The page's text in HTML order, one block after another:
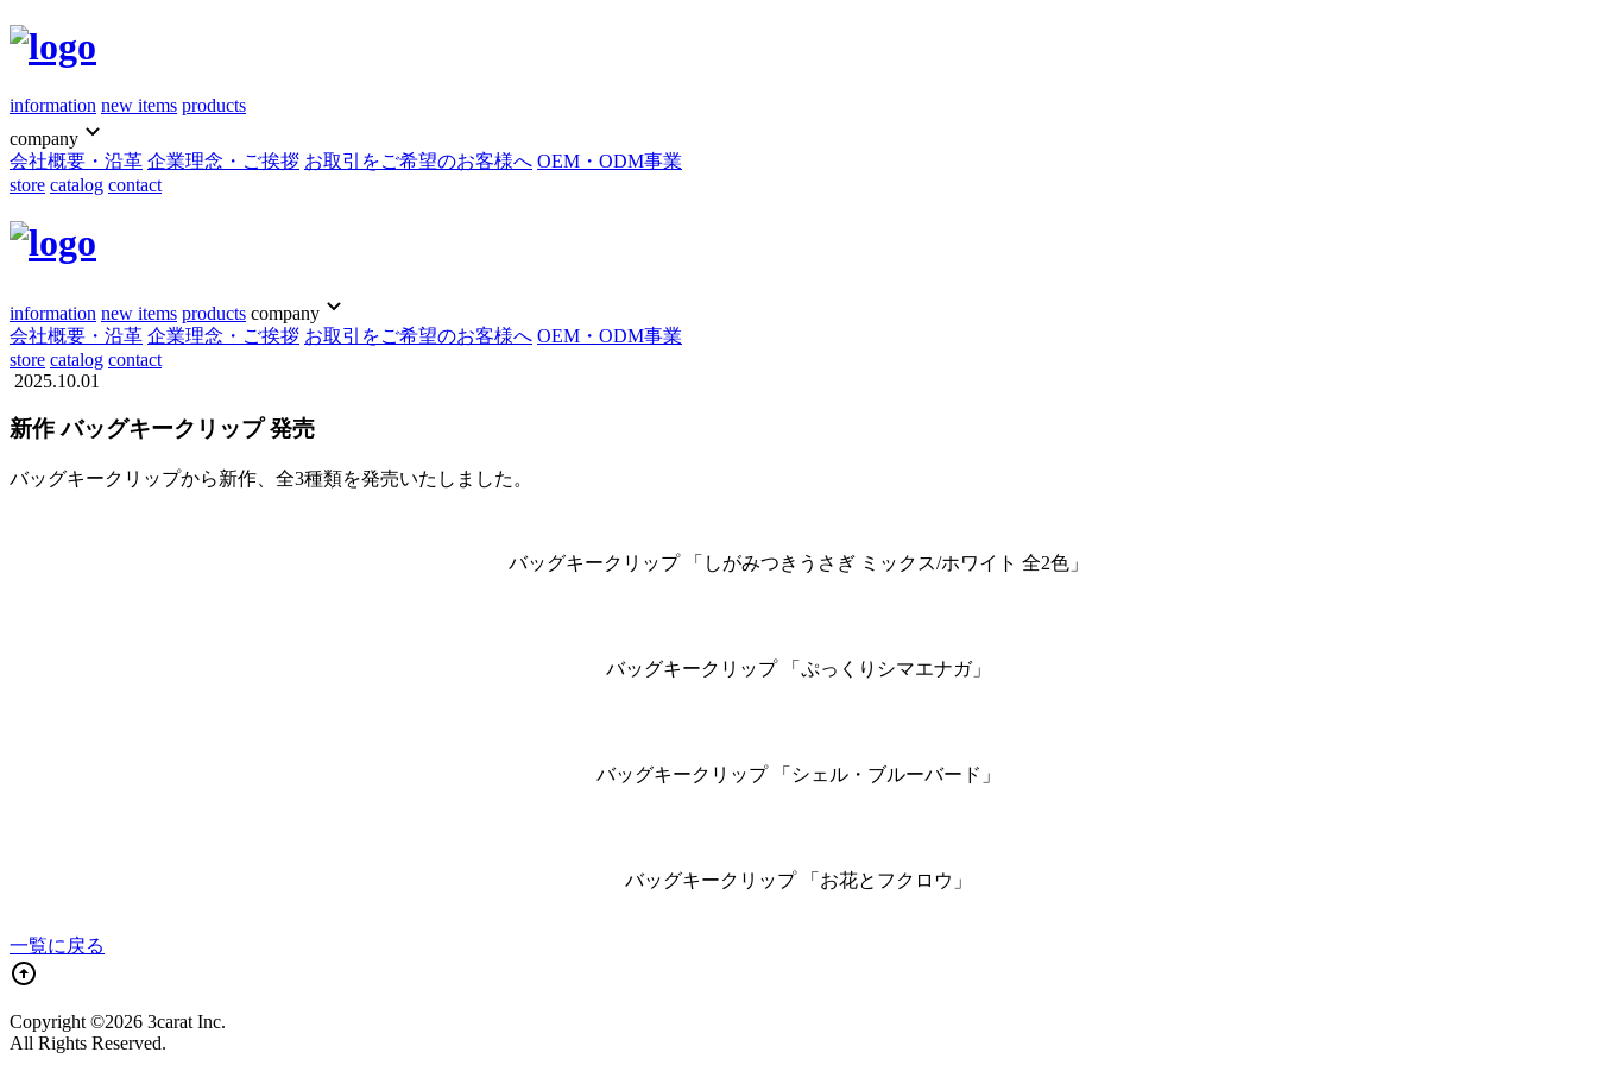
information new items products
company
会社概要・沿革 企業理念・ご挨拶 お取引をご希望のお客様へ OEM・ODM事業
store catalog contact
information new items products company
会社概要・沿革 企業理念・ご挨拶 お取引をご希望のお客様へ OEM・ODM事業
store catalog contact
2025.10.01
新作 バッグキークリップ 発売
バッグキークリップから新作、全3種類を発売いたしました。
バッグキークリップ 「しがみつきうさぎ ミックス/ホワイト 全2色」
バッグキークリップ 「ぷっくりシマエナガ」
バッグキークリップ 「シェル・ブルーバード」
バッグキークリップ 「お花とフクロウ」
一覧に戻る
Copyright ©2026 3carat Inc.
All Rights Reserved.